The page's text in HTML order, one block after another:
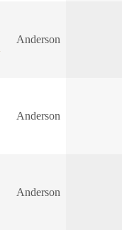
Anderson
Anderson
Anderson